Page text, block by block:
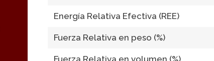
Energía Relativa Efectiva (REE)
Fuerza Relativa en peso (%)
Fuerza Relativa en volumen (%)